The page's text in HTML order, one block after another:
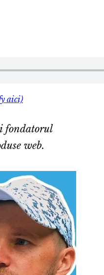
aici)
fondatorul
web.